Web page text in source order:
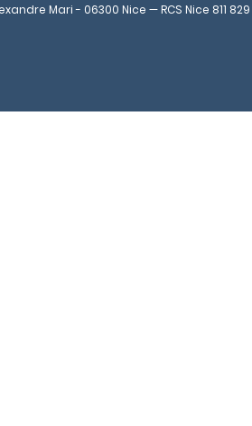
Mari - 06300 Nice — RCS Nice 811